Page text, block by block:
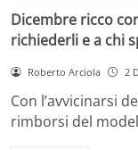
Dicembre ricco
richiederli e a chi
Roberto Arciola 2
Con l’avvicinarsi
rimborsi del